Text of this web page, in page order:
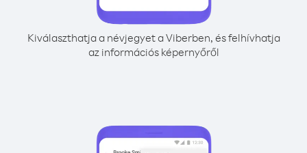
Kiválaszthatja a névjegyet a Viberben, és felhívhatja
az információs képernyőről